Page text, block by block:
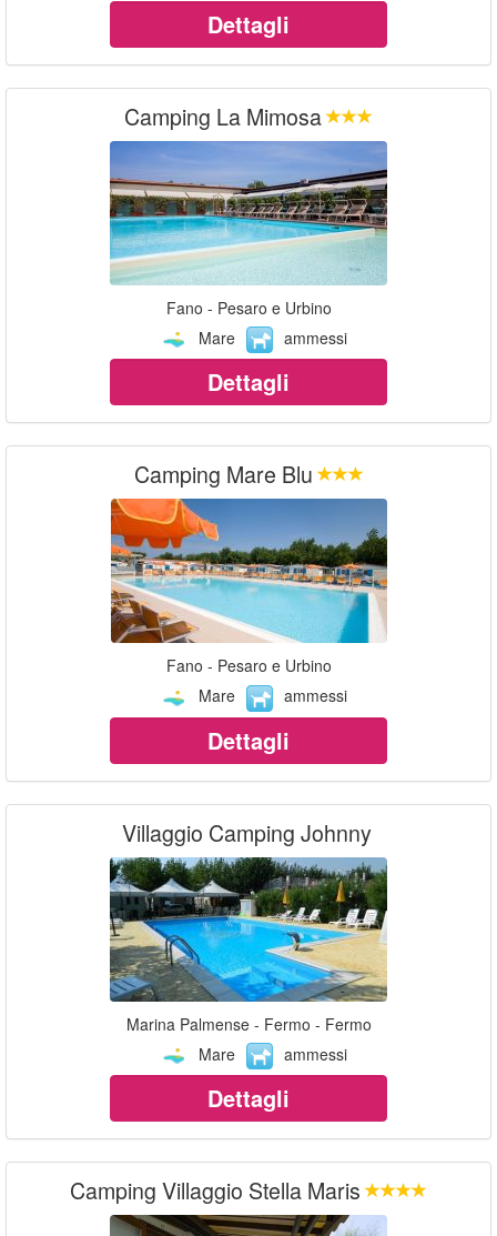
Dettagli
Camping La Mimosa
Fano - Pesaro e Urbino
Mare
ammessi
Dettagli
Camping Mare Blu
Fano - Pesaro e Urbino
Mare
ammessi
Dettagli
Villaggio Camping Johnny
Marina Palmense - Fermo - Fermo
Mare
ammessi
Dettagli
Camping Villaggio Stella Maris